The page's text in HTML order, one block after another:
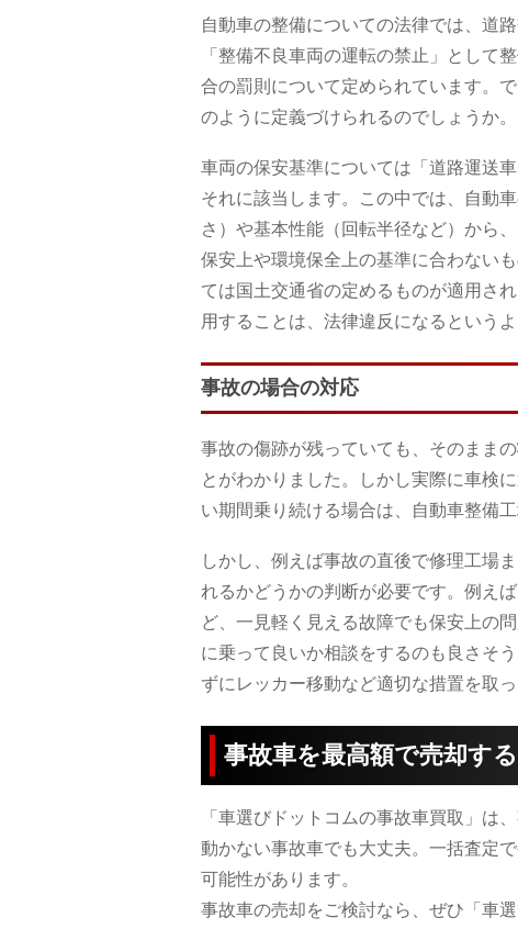
自動車の整備についての法律では、道
「整備不良車両の運転の禁止」として
合の罰則について定められています。
のように定義づけられるのでしょうか。
車両の保安基準については「道路運送
それに該当します。この中では、自動
さ）や基本性能（回転半径など）から
保安上や環境保全上の基準に合わない
ては国土交通省の定めるものが適用さ
用することは、法律違反になるという
事故の場合の対応
事故の傷跡が残っていても、そのまま
とがわかりました。しかし実際に車検
い期間乗り続ける場合は、自動車整備
しかし、例えば事故の直後で修理工場
れるかどうかの判断が必要です。例え
ど、一見軽く見える故障でも保安上の
に乗って良いか相談をするのも良さそ
ずにレッカー移動など適切な措置を取っ
事故車を最高額で売却す
「車選びドットコムの事故車買取」は
動かない事故車でも大丈夫。一括査定
可能性があります。
事故車の売却をご検討なら、ぜひ「車